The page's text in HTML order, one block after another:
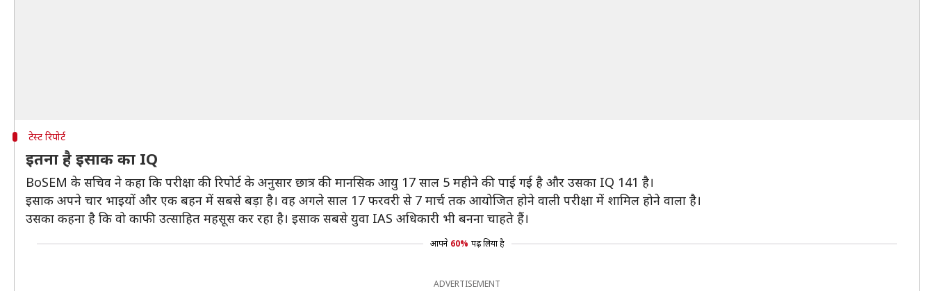
टेस्ट रिपोर्ट
इतना है इसाक का IQ
BoSEM के सचिव ने कहा कि परीक्षा की रिपोर्ट के अनुसार छात्र की मानसिक आयु 17 साल 5 महीने की पाई गई है और उसका IQ 141 है।
इसाक अपने चार भाइयों और एक बहन में सबसे बड़ा है। वह अगले साल 17 फरवरी से 7 मार्च तक आयोजित होने वाली परीक्षा में शामिल होने वाला है।
उसका कहना है कि वो काफी उत्साहित महसूस कर रहा है। इसाक सबसे युवा IAS अधिकारी भी बनना चाहते हैं।
आपने 60% पढ़ लिया है
ADVERTISEMENT